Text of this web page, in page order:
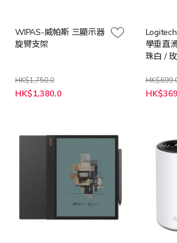
WIPAS-威帕斯 三顯示器
旋臂支架
HK$1,750.0
特
殊
HK$1,380.0
學垂直
珠白 /